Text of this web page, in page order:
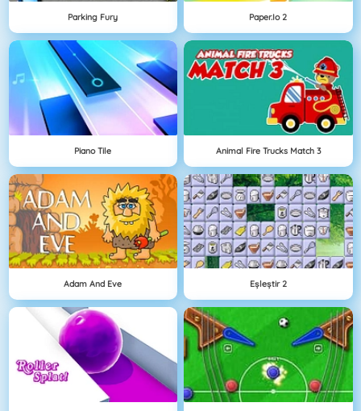
Parking Fury Paper.io 2
Piano Tile Animal Fire Trucks Match 3
Adam And Eve Eşleştir 2